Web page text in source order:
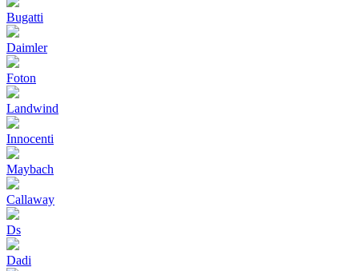
Bugatti
Daimler
Foton
Landwind
Innocenti
Maybach
Callaway
Ds
Dadi